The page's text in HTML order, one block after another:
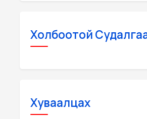
Холбоотой
Хуваалцах